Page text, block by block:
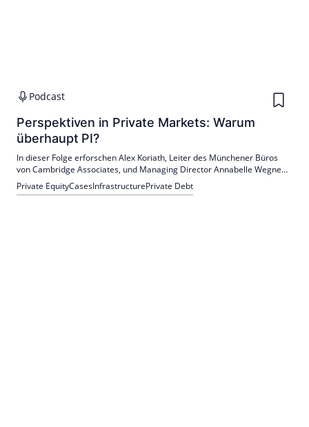
Podcast
Perspektiven in Private Markets: Warum
überhaupt PI?
In dieser Folge erforschen Alex Koriath, Leiter des Münchener Büros
von Cambridge Associates, und Managing Director Annabelle Wegner
die Bedeutung von privaten Investitionen (PI).
Private EquityCasesInfrastructurePrivate Debt